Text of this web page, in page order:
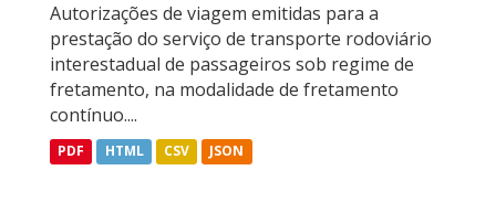
Autorizações de viagem emitidas para a
prestação do serviço de transporte rodoviário
interestadual de passageiros sob regime de
fretamento, na modalidade de fretamento
contínuo....
PDF HTML CSV JSON